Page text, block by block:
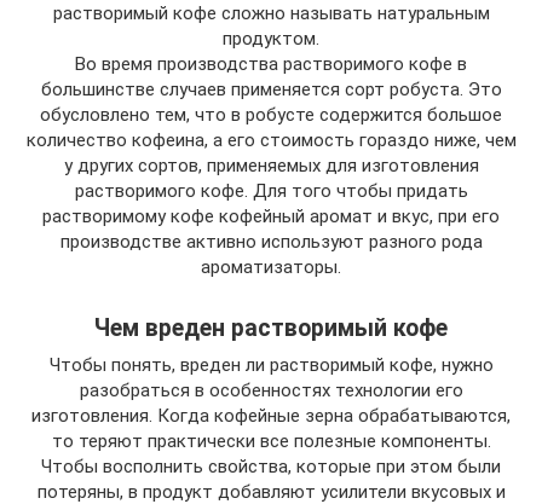
растворимый кофе сложно называть натуральным
продуктом.
Во время производства растворимого кофе в
большинстве случаев применяется сорт робуста. Это
обусловлено тем, что в робусте содержится большое
количество кофеина, а его стоимость гораздо ниже, чем
у других сортов, применяемых для изготовления
растворимого кофе. Для того чтобы придать
растворимому кофе кофейный аромат и вкус, при его
производстве активно используют разного рода
ароматизаторы.
Чем вреден растворимый кофе
Чтобы понять, вреден ли растворимый кофе, нужно
разобраться в особенностях технологии его
изготовления. Когда кофейные зерна обрабатываются,
то теряют практически все полезные компоненты.
Чтобы восполнить свойства, которые при этом были
потеряны, в продукт добавляют усилители вкусовых и